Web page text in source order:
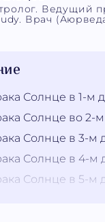
Ведущий
Врач
Солнце в 1-м
Солнце во 2-
Солнце в 3-м
Солнце в 4-м
Солнце в 5-м